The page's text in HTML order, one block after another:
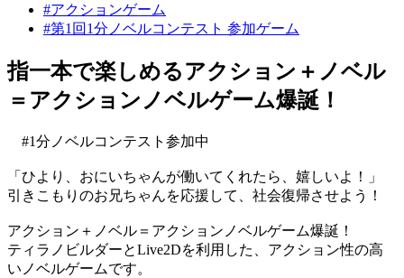
#アクションゲーム
#第1回1分ノベルコンテスト 参加ゲーム
指一本で楽しめるアクション＋ノベル
＝アクションノベルゲーム爆誕！
#1分ノベルコンテスト参加中
「ひより、おにいちゃんが働いてくれたら、嬉しいよ！」
引きこもりのお兄ちゃんを応援して、社会復帰させよう！
アクション＋ノベル＝アクションノベルゲーム爆誕！
ティラノビルダーとLive2Dを利用した、アクション性の高
いノベルゲームです。